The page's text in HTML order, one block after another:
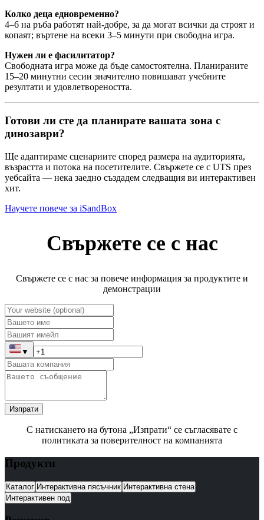
Колко деца едновременно?
4–6 на ръба работят най-добре, за да могат всички да строят и
копаят; въртене на всеки 3–5 минути при свободна игра.
Нужен ли е фасилитатор?
Свободната игра може да бъде самостоятелна. Планираните
15–20 минутни сесии значително повишават учебните
резултати и удовлетвореността.
Готови ли сте да планирате вашата зона с
динозаври?
Ще адаптираме сценариите според размера на аудиторията,
възрастта и потока на посетителите. Свържете се с UTS през
уебсайта — нека заедно създадем следващия ви интерактивен
хит.
Научете повече за iSandBox
Свържете се с нас
Свържете се с нас за повече информация за продуктите и
демонстрации
▼
Изпрати
С натискането на бутона „Изпрати“ се съгласявате с
политиката за поверителност на компанията
Продукти
Каталог Интерактивна пясъчник Интерактивна стена
Интерактивен под